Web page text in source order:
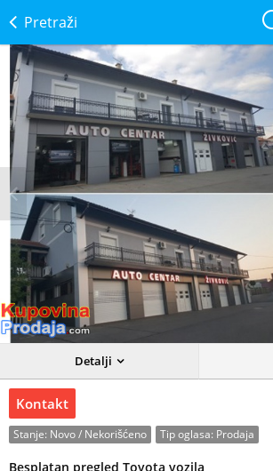
Pretraži
Prev
Detalji
Kontakt
Stanje: Novo / Nekorišćeno Tip oglasa: Prodaja
Besplatan pregled Toyota vozila